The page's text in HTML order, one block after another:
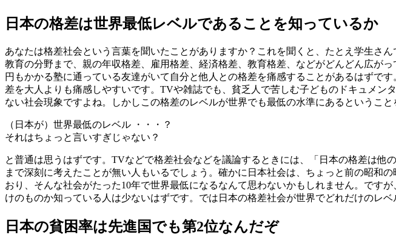
日本の格差は世界最低レベルであることを知っているか
あなたは格差社会という言葉を聞いたことがありますか？これを聞くと、たとえ学生さ
教育の分野まで、親の年収格差、雇用格差、経済格差、教育格差、などがどんどん広が
円もかかる塾に通っている友達がいて自分と他人との格差を痛感することがあるはずで
差を大人よりも痛感しやすいです。TVや雑誌でも、貧乏人で苦しむ子どものドキュメ
ない社会現象ですよね。しかしこの格差のレベルが世界でも最低の水準にあるというこ
（日本が）世界最低のレベル ・・・？
それはちょっと言いすぎじゃない？
と普通は思うはずです。TVなどで格差社会などを議論するときには、「日本の格差は
まで深刻に考えたことが無い人もいるでしょう。確かに日本社会は、ちょっと前の昭和
おり、そんな社会がたった10年で世界最低になるなんて思わないかもしれません。です
けのものか知っている人は少ないはずです。では日本の格差社会が世界でどれだけのレ
日本の貧困率は先進国でも第2位なんだぞ